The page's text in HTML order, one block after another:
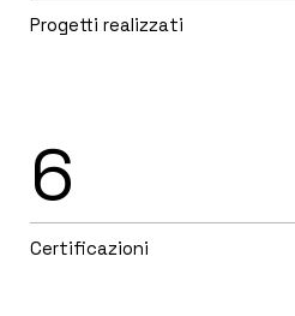
Progetti realizzati
6
Certificazioni